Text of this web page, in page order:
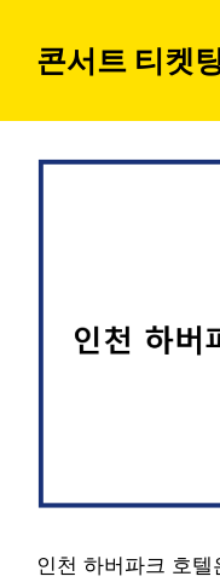
콘서트 티켓
인천 하버파크 호